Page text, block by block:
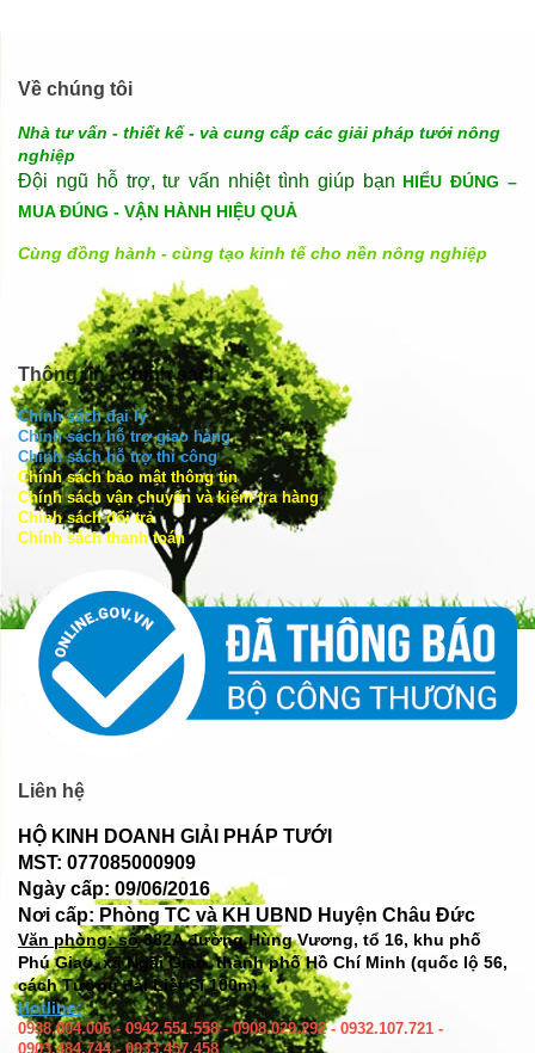
Về chúng tôi
Nhà tư vấn - thiết kế - và cung cấp các giải pháp tưới nông
nghiệp
Đội ngũ hỗ trợ, tư vấn nhiệt tình giúp bạn HIỂU ĐÚNG –
MUA ĐÚNG - VẬN HÀNH HIỆU QUẢ
Cùng đồng hành - cùng tạo kinh tế cho nền nông nghiệp
Thông tin - chính sách
Chính sách đại lý
Chính sách hỗ trợ giao hàng
Chính sách hỗ trợ thi công
Chính sách bảo mật thông tin
Chính sách vận chuyển và kiểm tra hàng
Chính sách đổi trả
Chính sách thanh toán
Liên hệ
HỘ KINH DOANH GIẢI PHÁP TƯỚI
MST: 077085000909
Ngày cấp: 09/06/2016
Nơi cấp: Phòng TC và KH UBND Huyện Châu Đức
Văn phòng: số382A đường Hùng Vương, tổ 16, khu phố
Phú Giao, xã Ngãi Giao, thành phố Hồ Chí Minh (quốc lộ 56,
cách Tượng đài Liệt Sĩ 100m)
Hotline:
0938.004.006 - 0942.551.558 - 0908.029.292 - 0932.107.721 -
0903.484.744 - 0933.457.458